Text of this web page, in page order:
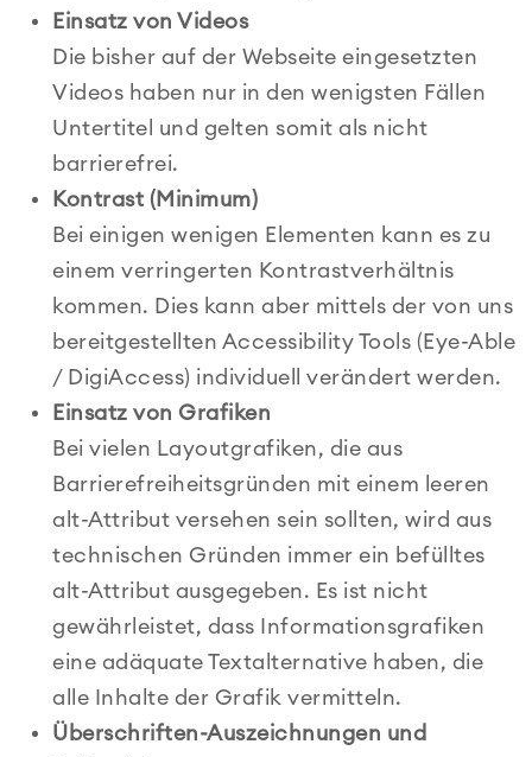
Einsatz von Videos
Die bisher auf der Webseite eingesetzten
Videos haben nur in den wenigsten Fällen
Untertitel und gelten somit als nicht
barrierefrei.
Kontrast (Minimum)
Bei einigen wenigen Elementen kann es zu
einem verringerten Kontrastverhältnis
kommen. Dies kann aber mittels der von uns
bereitgestellten Accessibility Tools (Eye-Able
/ DigiAccess) individuell verändert werden.
Einsatz von Grafiken
Bei vielen Layoutgrafiken, die aus
Barrierefreiheitsgründen mit einem leeren
alt-Attribut versehen sein sollten, wird aus
technischen Gründen immer ein befülltes
alt-Attribut ausgegeben. Es ist nicht
gewährleistet, dass Informationsgrafiken
eine adäquate Textalternative haben, die
alle Inhalte der Grafik vermitteln.
Überschriften-Auszeichnungen und